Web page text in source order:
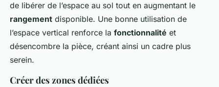
de libérer de l’espace au sol tout en augmentant le
rangement disponible. Une bonne utilisation de
l’espace vertical renforce la fonctionnalité et
désencombre la pièce, créant ainsi un cadre plus
serein.
Créer des zones dédiées